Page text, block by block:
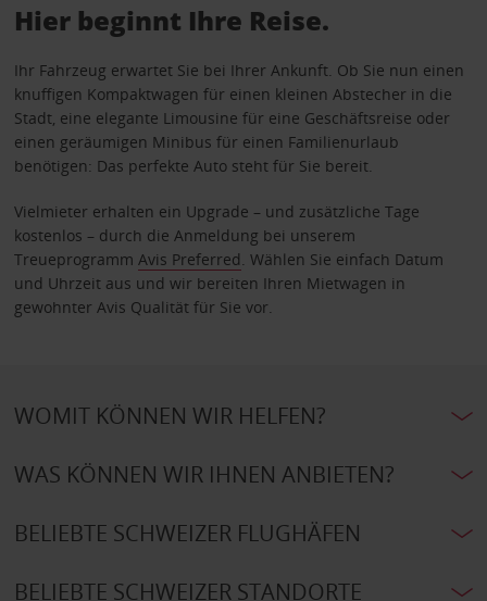
Hier beginnt Ihre Reise.
Ihr Fahrzeug erwartet Sie bei Ihrer Ankunft. Ob Sie nun einen
knuffigen Kompaktwagen für einen kleinen Abstecher in die
Stadt, eine elegante Limousine für eine Geschäftsreise oder
einen geräumigen Minibus für einen Familienurlaub
benötigen: Das perfekte Auto steht für Sie bereit.
Vielmieter erhalten ein Upgrade – und zusätzliche Tage
kostenlos – durch die Anmeldung bei unserem
Treueprogramm Avis Preferred . Wählen Sie einfach Datum
und Uhrzeit aus und wir bereiten Ihren Mietwagen in
gewohnter Avis Qualität für Sie vor.
WOMIT KÖNNEN WIR HELFEN?
WAS KÖNNEN WIR IHNEN ANBIETEN?
BELIEBTE SCHWEIZER FLUGHÄFEN
BELIEBTE SCHWEIZER STANDORTE